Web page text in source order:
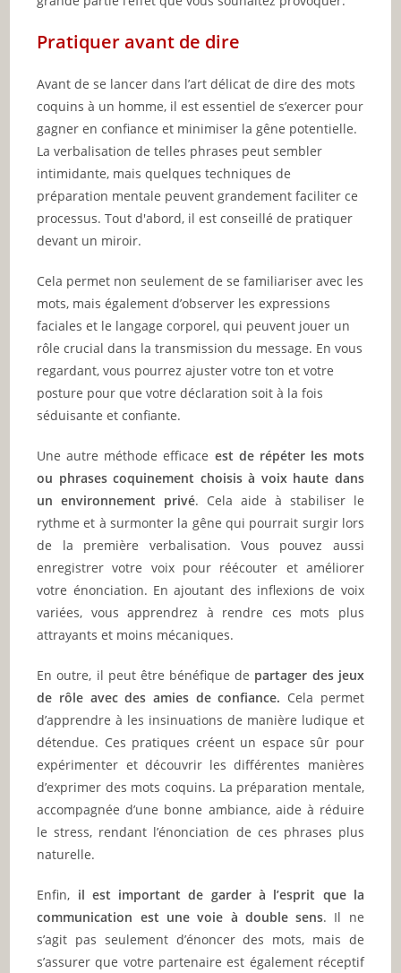
Pratiquer avant de dire
Avant de se lancer dans l’art délicat de dire des mots
coquins à un homme, il est essentiel de s’exercer pour
gagner en confiance et minimiser la gêne potentielle.
La verbalisation de telles phrases peut sembler
intimidante, mais quelques techniques de
préparation mentale peuvent grandement faciliter ce
processus. Tout d'abord, il est conseillé de pratiquer
devant un miroir.
Cela permet non seulement de se familiariser avec les
mots, mais également d’observer les expressions
faciales et le langage corporel, qui peuvent jouer un
rôle crucial dans la transmission du message. En vous
regardant, vous pourrez ajuster votre ton et votre
posture pour que votre déclaration soit à la fois
séduisante et confiante.
Une autre méthode efficace est de répéter les mots
ou phrases coquinement choisis à voix haute dans
un environnement privé. Cela aide à stabiliser le
rythme et à surmonter la gêne qui pourrait surgir lors
de la première verbalisation. Vous pouvez aussi
enregistrer votre voix pour réécouter et améliorer
votre énonciation. En ajoutant des inflexions de voix
variées, vous apprendrez à rendre ces mots plus
attrayants et moins mécaniques.
En outre, il peut être bénéfique de partager des jeux
de rôle avec des amies de confiance. Cela permet
d’apprendre à les insinuations de manière ludique et
détendue. Ces pratiques créent un espace sûr pour
expérimenter et découvrir les différentes manières
d’exprimer des mots coquins. La préparation mentale,
accompagnée d’une bonne ambiance, aide à réduire
le stress, rendant l’énonciation de ces phrases plus
naturelle.
Enfin, il est important de garder à l’esprit que la
communication est une voie à double sens. Il ne
s’agit pas seulement d’énoncer des mots, mais de
s’assurer que votre partenaire est également réceptif